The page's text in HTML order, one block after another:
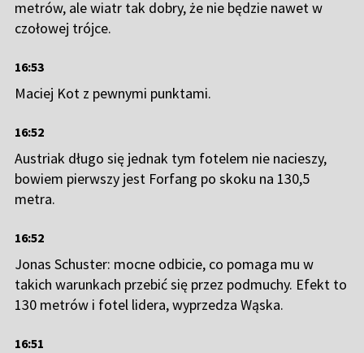
metrów, ale wiatr tak dobry, że nie będzie nawet w
czołowej trójce.
16:53
Maciej Kot z pewnymi punktami.
16:52
Austriak długo się jednak tym fotelem nie nacieszy,
bowiem pierwszy jest Forfang po skoku na 130,5
metra.
16:52
Jonas Schuster: mocne odbicie, co pomaga mu w
takich warunkach przebić się przez podmuchy. Efekt to
130 metrów i fotel lidera, wyprzedza Wąska.
16:51